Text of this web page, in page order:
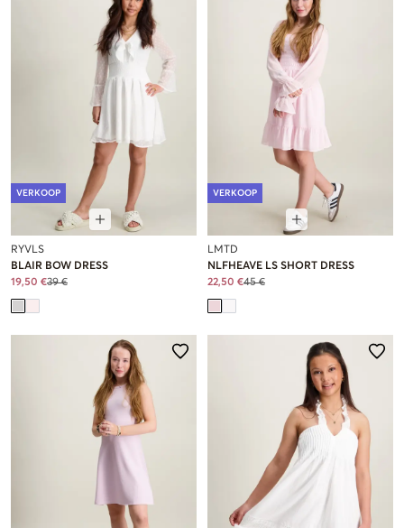
VERKOOP
RYVLS
BLAIR BOW DRESS
19,50 €39 €
VERKOOP
LMTD
NLFHEAVE LS SHORT DRESS
22,50 €45 €